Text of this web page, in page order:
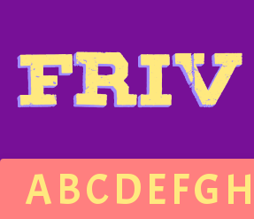
ABCDEFGH